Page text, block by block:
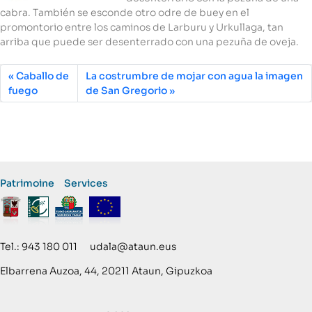
cabra. También se esconde otro odre de buey en el
promontorio entre los caminos de Larburu y Urkullaga, tan
arriba que puede ser desenterrado con una pezuña de oveja.
Caballo de
fuego
La costrumbre de mojar con agua la imagen
de San Gregorio
Patrimoine Services
Tel.: 943 180 011 udala@ataun.eus
Elbarrena Auzoa, 44, 20211 Ataun, Gipuzkoa